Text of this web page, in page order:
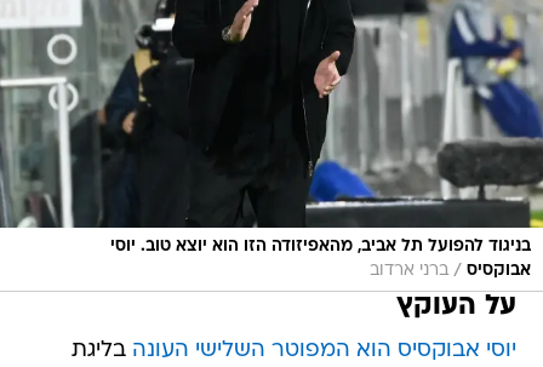
בניגוד להפועל תל אביב, מהאפיזודה הזו הוא יוצא טוב. יוסי
אבוקסיס / ברני ארדוב
על העוקץ
יוסי אבוקסיס הוא המפוטר השלישי העונה בליגת